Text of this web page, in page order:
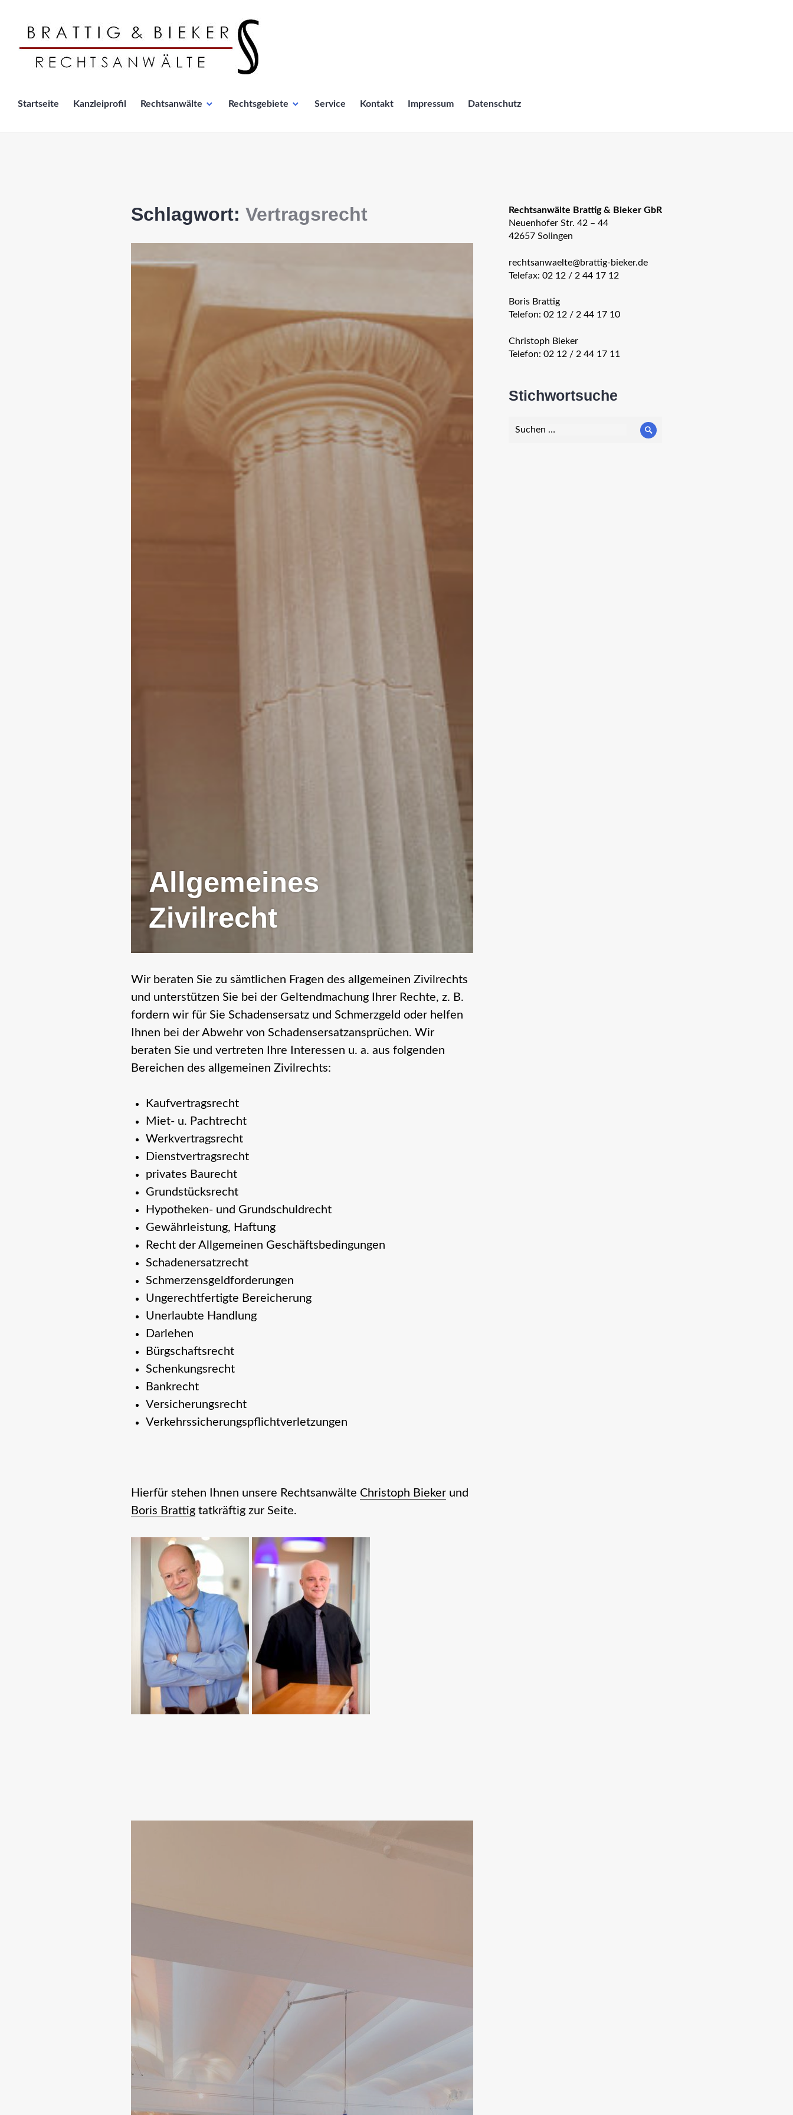
Inhalt
Startseite Kanzleiprofil Rechtsanwälte Rechtsgebiete Service Kontakt Impressum Datenschutz
Schlagwort: Vertragsrecht
Allgemeines
Zivilrecht
Wir beraten Sie zu sämtlichen Fragen des allgemeinen Zivilrechts
und unterstützen Sie bei der Geltendmachung Ihrer Rechte, z. B.
fordern wir für Sie Schadensersatz und Schmerzgeld oder helfen
Ihnen bei der Abwehr von Schadensersatzansprüchen. Wir
beraten Sie und vertreten Ihre Interessen u. a. aus folgenden
Bereichen des allgemeinen Zivilrechts:
Kaufvertragsrecht
Miet- u. Pachtrecht
Werkvertragsrecht
Dienstvertragsrecht
privates Baurecht
Grundstücksrecht
Hypotheken- und Grundschuldrecht
Gewährleistung, Haftung
Recht der Allgemeinen Geschäftsbedingungen
Schadenersatzrecht
Schmerzensgeldforderungen
Ungerechtfertigte Bereicherung
Unerlaubte Handlung
Darlehen
Bürgschaftsrecht
Schenkungsrecht
Bankrecht
Versicherungsrecht
Verkehrssicherungspflichtverletzungen
Hierfür stehen Ihnen unsere Rechtsanwälte Christoph Bieker und
Boris Brattig tatkräftig zur Seite.
Rechtsanwälte Brattig & Bieker GbR
Neuenhofer Str. 42 – 44
42657 Solingen
rechtsanwaelte@brattig-bieker.de
Telefax: 02 12 / 2 44 17 12
Boris Brattig
Telefon: 02 12 / 2 44 17 10
Christoph Bieker
Telefon: 02 12 / 2 44 17 11
Stichwortsuche
nach:
Suche